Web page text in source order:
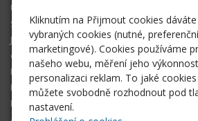
Úvodní stránka
STUDIO
JIHLAVA
eOSOBNOST
ROK INFORMATIKY
MIKULOV
EGOVERNMENT THE BEST
Kliknutím na Přijmout cookies
vybraných cookies (nutné,
marketingové). Cookies používáme
našeho webu, měření jeho
personalizaci reklam. To jaké
můžete svobodně rozhodnout pod
nastavení.